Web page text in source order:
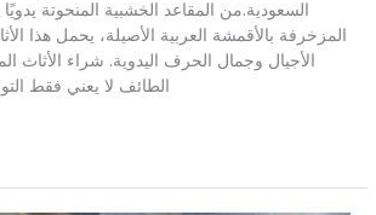
السعودية.من المقاعد الخشبية المنحوتة
المزخرفة بالأقمشة العربية الأصيلة، يحمل هذا
الأجيال وجمال الحرف اليدوية. شراء الأثاث
الطائف لا يعني فقط